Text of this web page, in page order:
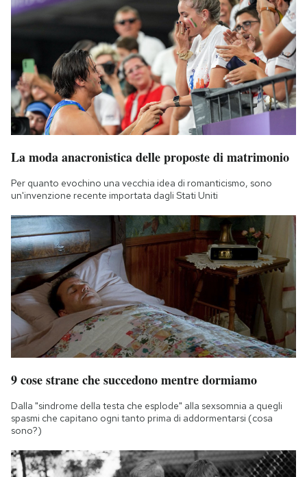
La moda anacronistica delle proposte di matrimonio
Per quanto evochino una vecchia idea di romanticismo, sono
un'invenzione recente importata dagli Stati Uniti
9 cose strane che succedono mentre dormiamo
Dalla "sindrome della testa che esplode" alla sexsomnia a quegli
spasmi che capitano ogni tanto prima di addormentarsi (cosa
sono?)